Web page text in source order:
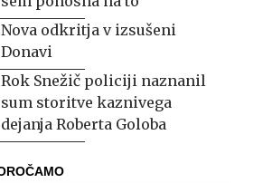
Nova odkritja v izsušeni
Donavi
Rok Snežič policiji naznanil
sum storitve kaznivega
dejanja Roberta Goloba